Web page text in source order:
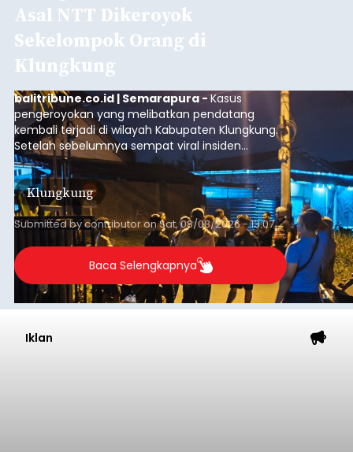
Asal NTT Dikeroyok
Sekelompok Orang di
Klungkung
balitribune.co.id | Semarapura -Kasus
pengeroyokan yang melibatkan pendatang
kembali terjadi di wilayah Kabupaten Klungkung.
Setelah sebelumnya sempat viral insiden
keributan di barat Pasar Galiran, peristiwa serupa
kini menimpa seorang pemuda asal Kabupaten
Sumba Barat Daya (SBD), Nusa Tenggara Timur
(NTT).
Klungkung
Submitted bycontributoronSat, 08/08/2026 - 13:07
Baca Selengkapnya
Iklan